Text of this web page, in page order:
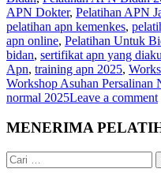
APN Dokter, Pelatihan APN
pelatihan apn kemenkes,
apn online, Pelatihan Untuk
bidan, sertifikat apn yang
Apn, training apn 2025,
Workshop Asuhan Persalinan
normal 2025Leave a comment
MENERIMA
Cari
untuk: